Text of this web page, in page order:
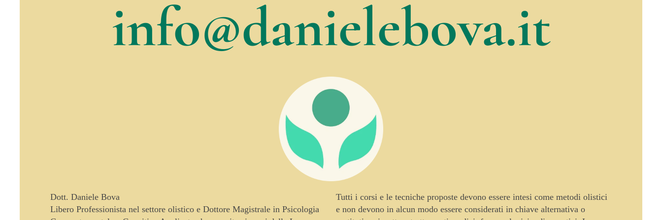
info@danielebova.it
Dott. Daniele Bova
Libero Professionista nel settore olistico e Dottore Magistrale in Psicologia
Tutti i corsi e le tecniche proposte devono essere intesi come metodi olistici
e non devono in alcun modo essere considerati in chiave alternativa o